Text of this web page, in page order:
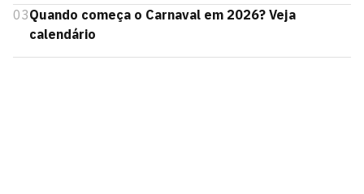
03Quando começa o Carnaval em 2026? Veja
calendário